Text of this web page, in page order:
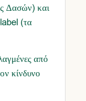
Δασών) και
(τα
από
κίνδυνο